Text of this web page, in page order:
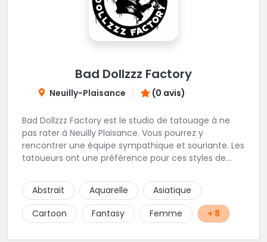
Bad Dollzzz Factory
Neuilly-Plaisance (0 avis)
Bad Dollzzz Factory est le studio de tatouage à ne
pas rater à Neuilly Plaisance. Vous pourrez y
rencontrer une équipe sympathique et souriante. Les
tatoueurs ont une préfèrence pour ces styles de
culture et traits fins. Foncez !
Abstrait Aquarelle
Asiatique
Cartoon
Fantasy Femme + 8